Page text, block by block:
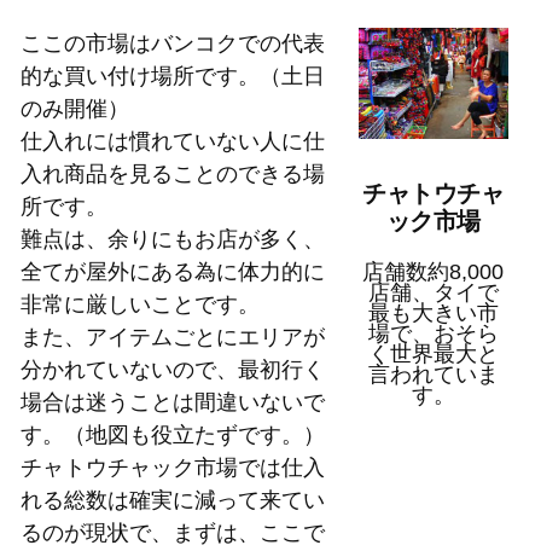
ここの市場はバンコクでの代表
的な買い付け場所です。（土日
のみ開催）
仕入れには慣れていない人に仕
入れ商品を見ることのできる場
所です。
難点は、余りにもお店が多く、
全てが屋外にある為に体力的に
非常に厳しいことです。
また、アイテムごとにエリアが
分かれていないので、最初行く
場合は迷うことは間違いないで
す。（地図も役立たずです。）
チャトウチャック市場では仕入
れる総数は確実に減って来てい
るのが現状で、まずは、ここで
チャトウチャ
ック市場
店舗数約8,000
店舗、タイで
最も大きい市
場で、おそら
く世界最大と
言われていま
す。